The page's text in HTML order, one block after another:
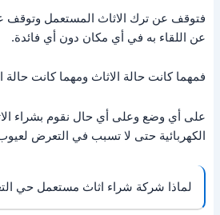
فتوقف عن ترك الاثاث المستعمل وتوقف
عن اللقاء به في أي مكان دون أي فائدة.
فمهما كانت حالة الاثاث ومهما كانت حالة
على أي وضع وعلى أي حال نقوم بشراء
الكهربائية حتى لا تسبب في التعرض
لماذا شركة شراء اثاث مستعمل حي